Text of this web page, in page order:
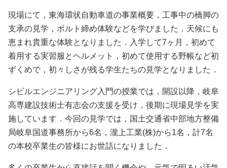
現場にて，東海環状自動車道の事業概要，工事中の橋脚の
支承の見学，ボルト締め体験などを学びました．天候にも
恵まれ貴重な体験となりました．入学して7ヶ月，初めて
着用する実習服とヘルメット，初めて使用する野帳など初
ずくめで，初々しさが残る学生たちの見学となりました．
シビルエンジニアリング入門の授業では，開設以降，岐阜
高専建設技術士有志会の支援を受け，後期に現場見学を実
施しています．今回の見学では，国土交通省中部地方整備
局岐阜国道事務所から6名，瀧上工業(株)から1名，計7名
の本校卒業生の皆様にお世話になりました．